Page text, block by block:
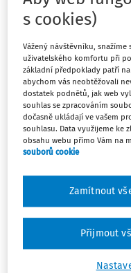
AKV XXXIX/12
zaručeného platu
Výkladové stanovisko
úrovně zaručeného
na jednání Kolegia
2026
JUDr. Petr Bukovjan ,
pro rozvoj
vztahů AKV
Minimální
Zaměstnanec je
„čekatel/strážník“
s cookies)
Vážený návštěvníku,
uživatelského komfortu při
základní předpoklady patří
abychom vás neobtěžovali
dostatek podnětů, jak web
souhlas se zpracováním
dočasně ukládají ve vašem
souhlasu. Data využijeme ke
obsahu webu přímo Vám na
souborů cookie
Zamítnout
Přijmout